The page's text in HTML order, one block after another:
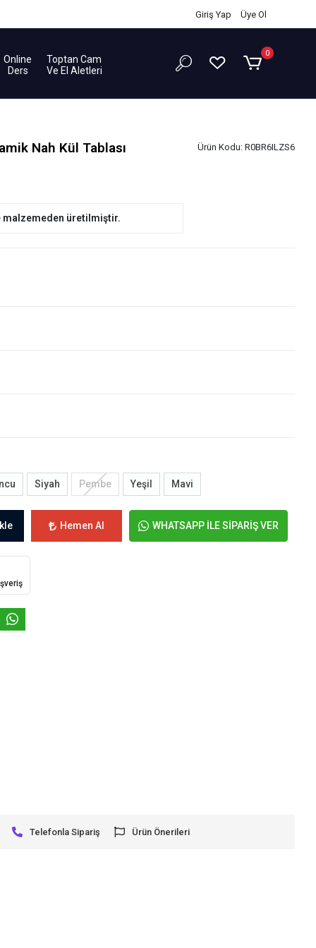
Giriş Yap Üye Ol
Online
Ders
Toptan Cam
Ve El Aletleri
0
Nah Kül Tablası Ürün Kodu: R0BR6ILZS6
malzemeden üretilmiştir.
Siyah Pembe Yeşil Mavi
Hemen Al WHATSAPP İLE SİPARİŞ VER
Telefonla Sipariş Ürün Önerileri